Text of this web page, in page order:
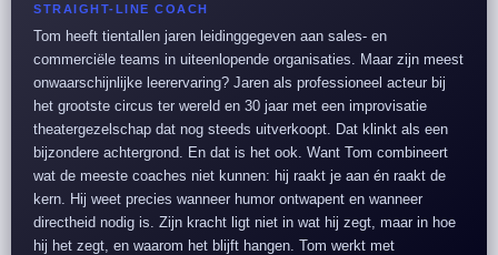
STRAIGHT-LINE COACH
Tom heeft tientallen jaren leidinggegeven aan sales- en
commerciële teams in uiteenlopende organisaties. Maar zijn meest
onwaarschijnlijke leerervaring? Jaren als professioneel acteur bij
het grootste circus ter wereld en 30 jaar met een improvisatie
theatergezelschap dat nog steeds uitverkoopt. Dat klinkt als een
bijzondere achtergrond. En dat is het ook. Want Tom combineert
wat de meeste coaches niet kunnen: hij raakt je aan én raakt de
kern. Hij weet precies wanneer humor ontwapent en wanneer
directheid nodig is. Zijn kracht ligt niet in wat hij zegt, maar in hoe
hij het zegt, en waarom het blijft hangen. Tom werkt met